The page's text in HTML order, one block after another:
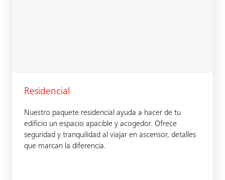
Residencial
Nuestro paquete residencial ayuda a hacer de tu
edificio un espacio apacible y acogedor. Ofrece
seguridad y tranquilidad al viajar en ascensor, detalles
que marcan la diferencia.